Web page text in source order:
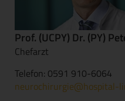
Prof. (UCPY) Dr. (PY)
Chefarzt
Telefon: 0591 910-6064
neurochirurgie@hospital-